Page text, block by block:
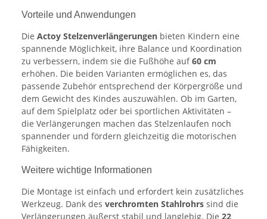
Vorteile und Anwendungen
Die Actoy Stelzenverlängerungen bieten Kindern eine
spannende Möglichkeit, ihre Balance und Koordination
zu verbessern, indem sie die Fußhöhe auf60 cm
erhöhen. Die beiden Varianten ermöglichen es, das
passende Zubehör entsprechend der Körpergröße und
dem Gewicht des Kindes auszuwählen. Ob im Garten,
auf dem Spielplatz oder bei sportlichen Aktivitäten –
die Verlängerungen machen das Stelzenlaufen noch
spannender und fördern gleichzeitig die motorischen
Fähigkeiten.
Weitere wichtige Informationen
Die Montage ist einfach und erfordert kein zusätzliches
Werkzeug. Dank des verchromten Stahlrohrs sind die
Verlängerungen äußerst stabil und langlebig. Die 22